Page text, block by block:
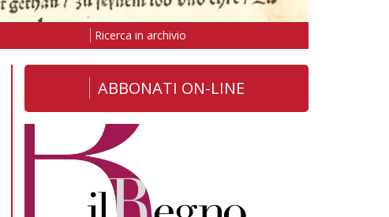
Ricerca in archivio
ABBONATI ON-LINE